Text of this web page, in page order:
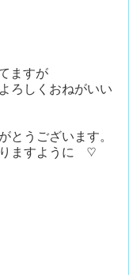
ますが
よろしくおねがいい
うございます。
ますように ♡